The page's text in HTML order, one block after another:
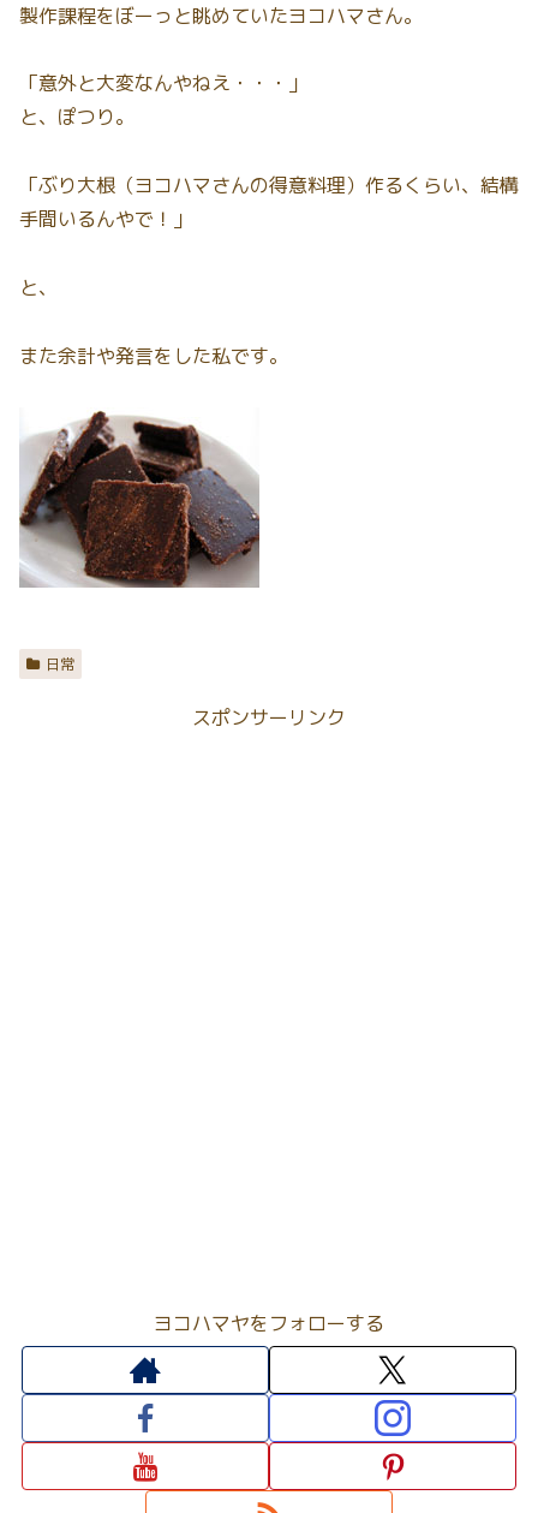
製作課程をぼーっと眺めていたヨコハマさん。
「意外と大変なんやねえ・・・」
と、ぽつり。
「ぶり大根（ヨコハマさんの得意料理）作るくらい、結構
手間いるんやで！」
と、
また余計や発言をした私です。
日常
スポンサーリンク
ヨコハマヤをフォローする